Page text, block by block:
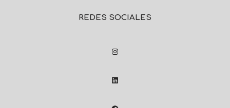
REDES SOCIALES